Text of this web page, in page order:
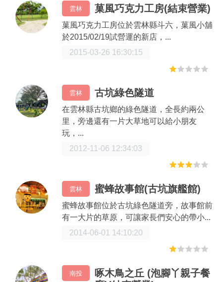
雲林 菓風巧克力工房(結束營業)
菓風巧克力工房位於雲林縣斗六，菓風小舖
於2015/02/19試營運的新店，...
2015-03-26 16:30:15
雲林 古坑綠色隧道
在雲林縣古坑鄉的綠色隧道，全長約兩公
里，旁邊還有一片大草地可以給小朋友
玩，...
2012-11-06 12:34:03
雲林 蜜蜂故事館(古坑旗艦館)
蜜蜂故事館位於古坑綠色隧道旁，故事館前
有一大片的草原，可讓家長們安心的帶小...
2014-06-01 14:10:20
南投
啄木鳥之丘 (泡腳丫親子餐